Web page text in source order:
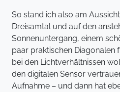
So stand ich also am
Dreisamtal und auf den
Sonnenuntergang, einem
paar praktischen Diagonalen
bei den Lichtverhältnissen
den digitalen Sensor
Aufnahme – und dann hat